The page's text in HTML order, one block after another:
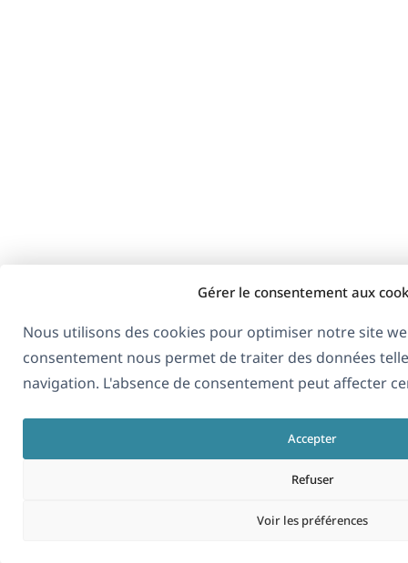
Gérer le consentement aux
Nous utilisons des cookies pour optimiser notre site
consentement nous permet de traiter des données
navigation. L'absence de consentement peut affecter
Accepter
Refuser
Voir les préférences